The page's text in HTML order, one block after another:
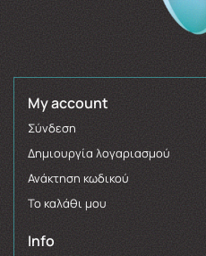
My account
Σύνδεση
Δημιουργία λογαριασμού
Ανάκτηση κωδικού
Το καλάθι μου
Info